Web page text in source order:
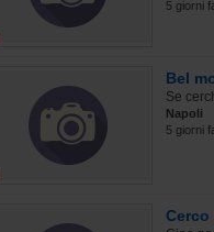
5 giorni
Bel
Se
Napoli
5 giorni